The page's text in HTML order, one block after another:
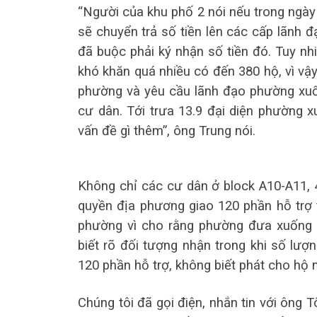
“Người của khu phố 2 nói nếu trong
sẽ chuyển trả số tiền lên các cấp lãnh
đã buộc phải ký nhận số tiền đó. Tuy
khó khăn quá nhiều có đến 380 hộ, vì
phường và yêu cầu lãnh đạo phường
cư dân. Tới trưa 13.9 đại diện phường
vấn đề gì thêm”, ông Trung nói.
Không chỉ các cư dân ở block A10-
quyền địa phương giao 120 phần hỗ
phường vì cho rằng phường đưa
biết rõ đối tượng nhận trong khi số
120 phần hỗ trợ, không biết phát cho hộ
Chúng tôi đã gọi điện, nhắn tin với ông